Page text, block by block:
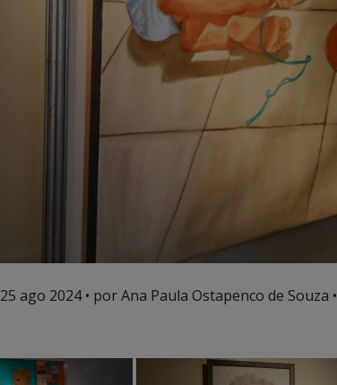
25 ago 2024• por Ana Paula Ostapenco de Souza •